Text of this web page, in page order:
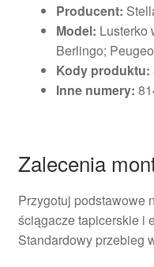
Producent:
Model: Lusterko
Berlingo;
Kody produktu:
Inne numery:
Zalecenia
Przygotuj podstawowe
ściągacze tapicerskie i
Standardowy przebieg